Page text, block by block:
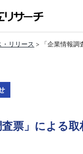
優良企業サイト
・リリース
「企業情報
査票」による